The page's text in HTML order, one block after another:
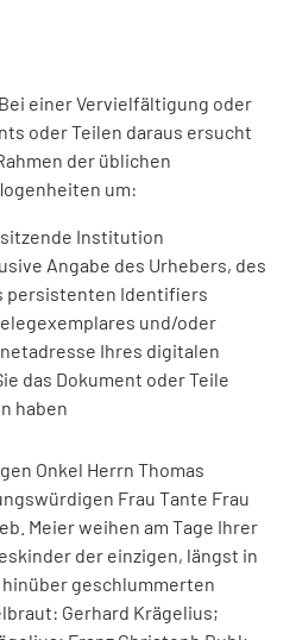
einer Vervielfältigung oder
oder Teilen daraus ersucht
der üblichen
um:
Institution
Angabe des Urhebers, des
persistenten Identifiers
und/oder
Ihres digitalen
das Dokument oder Teile
haben
Onkel Herrn Thomas
Frau Tante Frau
Meier weihen am Tage Ihrer
der einzigen, längst in
hinüber geschlummerten
Gerhard Krägelius;